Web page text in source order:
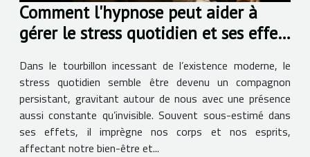
Comment l'hypnose peut aider à
gérer le stress quotidien et ses effets
Dans le tourbillon incessant de l’existence moderne, le
stress quotidien semble être devenu un compagnon
persistant, gravitant autour de nous avec une présence
aussi constante qu’invisible. Souvent sous-estimé dans
ses effets, il imprègne nos corps et nos esprits,
affectant notre bien-être et...